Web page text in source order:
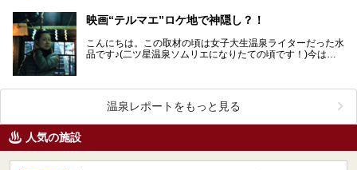
映画“テルマエ”ロケ地で神隠し？！
こんにちは。この取材の頃は女子大生温泉ライターだった水
品です♪(二ツ星温泉ソムリエになりたての頃です！)今はも
温泉レポートをもっと見る
人気の施設